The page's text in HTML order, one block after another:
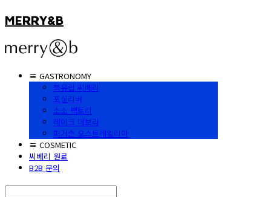
MERRY&B
≡ GASTRONOMY
북유럽 씨베리
포실리버
소소 팩토리
레이크 데보라
퍼거슨 오스트레일리아
≡ COSMETIC
씨베리 원료
B2B 문의